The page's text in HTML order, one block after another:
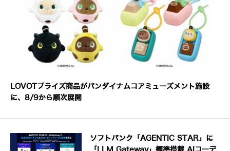
LOVOTプライズ商品がバンダイナムコアミューズメント施設
に、8/9から順次展開
ソフトバンク「AGENTIC STAR」に